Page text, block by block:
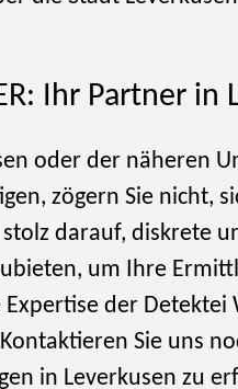
Ihr Partner in
oder der näheren
zögern Sie nicht,
darauf, diskrete
um Ihre
der Detektei
Sie uns
in Leverkusen zu